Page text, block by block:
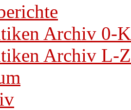
Archiv 0-K
Archiv L-Z